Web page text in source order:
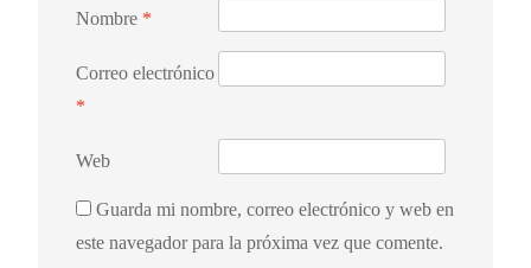
Nombre *
Correo electrónico
*
Web
Guarda mi nombre, correo electrónico y web en
este navegador para la próxima vez que comente.